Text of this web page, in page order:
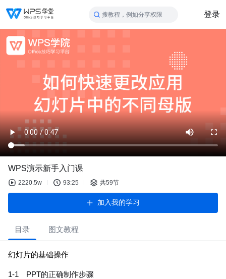
搜教程，例如分享权限 登录
WPS演示新手入门课
2220.5w 93:25 共59节
加入我的学习
目录 图文教程
幻灯片的基础操作
1-1 PPT的正确制作步骤